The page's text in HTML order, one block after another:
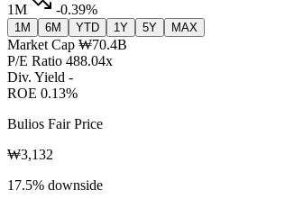
1M
-0.39%
1M 6M YTD 1Y 5Y MAX
Market Cap ₩70.4B
P/E Ratio 488.04x
Div. Yield -
ROE 0.13%
Bulios Fair Price
₩3,132
17.5% downside